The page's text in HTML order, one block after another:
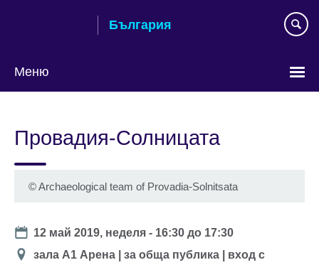
България
Меню
Провадия-Солницата
©Archaeological team of Provadia-Solnitsata
Date
12 май 2019, неделя - 16:30 до 17:30
Location
зала А1 Арена | за обща публика | вход с